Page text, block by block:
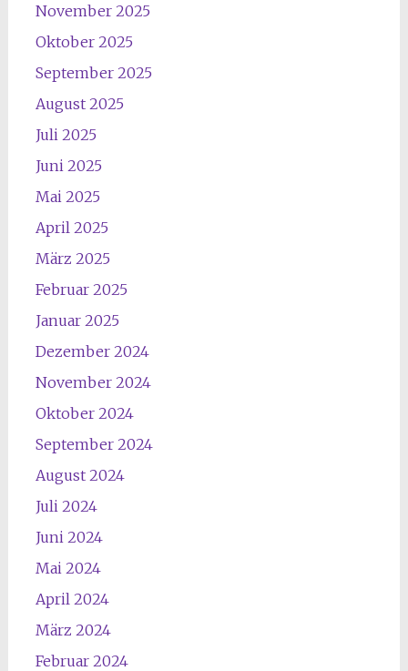
November 2025
Oktober 2025
September 2025
August 2025
Juli 2025
Juni 2025
Mai 2025
April 2025
März 2025
Februar 2025
Januar 2025
Dezember 2024
November 2024
Oktober 2024
September 2024
August 2024
Juli 2024
Juni 2024
Mai 2024
April 2024
März 2024
Februar 2024